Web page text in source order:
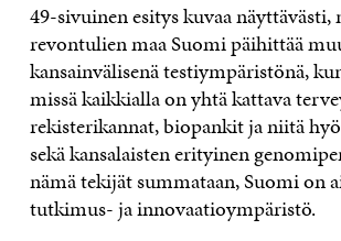
49-sivuinen esitys kuvaa näyttävästi,
revontulien maa Suomi päihittää
kansainvälisenä testiympäristönä,
missä kaikkialla on yhtä kattava
rekisterikannat, biopankit ja niitä
sekä kansalaisten erityinen
nämä tekijät summataan, Suomi on
tutkimus- ja innovaatioympäristö.